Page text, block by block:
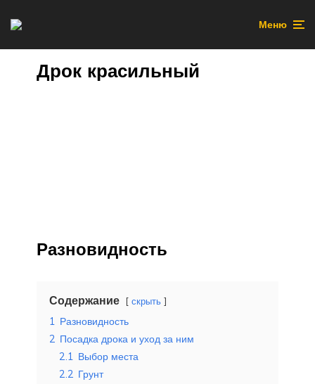
Меню
Дрок красильный
Разновидность
Содержание скрыть
1 Разновидность
2 Посадка дрока и уход за ним
2.1 Выбор места
2.2 Грунт